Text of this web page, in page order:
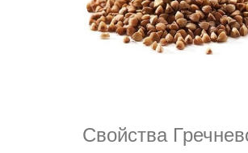
Свойства